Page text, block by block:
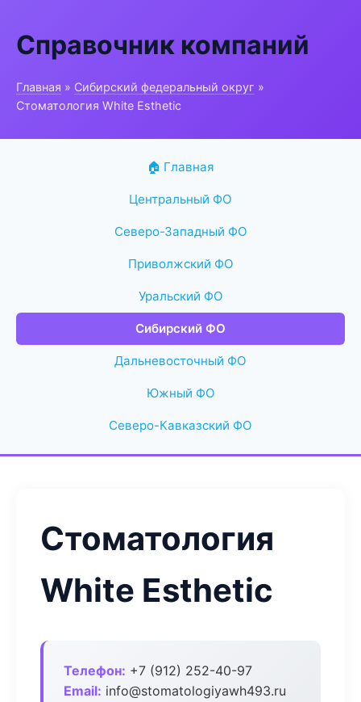
Справочник компаний
Главная » Сибирский федеральный округ »
Стоматология White Esthetic
🏠 Главная
Центральный ФО
Северо-Западный ФО
Приволжский ФО
Уральский ФО
Сибирский ФО
Дальневосточный ФО
Южный ФО
Северо-Кавказский ФО
Стоматология
White Esthetic
Телефон: +7 (912) 252-40-97
Email: info@stomatologiyawh493.ru